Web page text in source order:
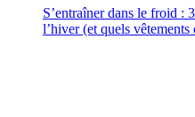
S’entraîner dans le froid :
l’hiver (et quels vêtements